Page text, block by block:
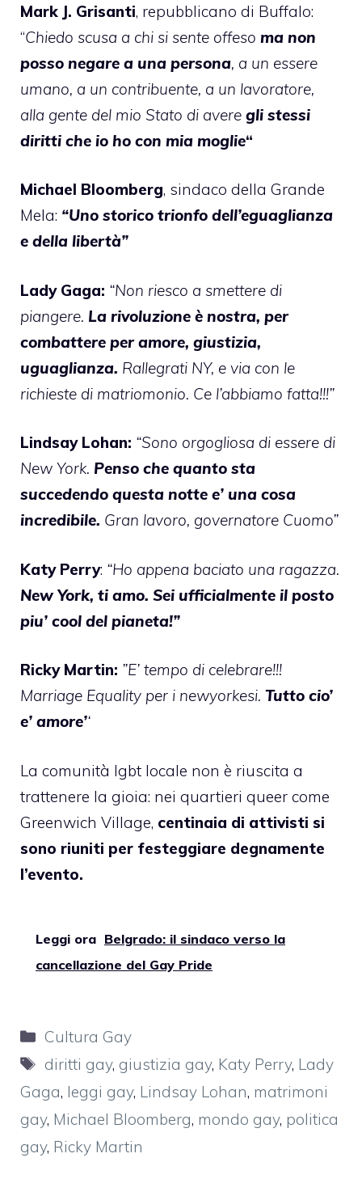
Mark J. Grisanti, repubblicano di Buffalo:
“Chiedo scusa a chi si sente offeso ma non
posso negare a una persona, a un essere
umano, a un contribuente, a un lavoratore,
alla gente del mio Stato di avere gli stessi
diritti che io ho con mia moglie“
Michael Bloomberg, sindaco della Grande
Mela: “Uno storico trionfo dell’eguaglianza
e della libertà”
Lady Gaga: “Non riesco a smettere di
piangere. La rivoluzione è nostra, per
combattere per amore, giustizia,
uguaglianza. Rallegrati NY, e via con le
richieste di matriomonio. Ce l’abbiamo fatta!!!”
Lindsay Lohan: “Sono orgogliosa di essere di
New York. Penso che quanto sta
succedendo questa notte e’ una cosa
incredibile. Gran lavoro, governatore Cuomo”
Katy Perry: “Ho appena baciato una ragazza.
New York, ti amo. Sei ufficialmente il posto
piu’ cool del pianeta!”
Ricky Martin: ”E’ tempo di celebrare!!!
Marriage Equality per i newyorkesi. Tutto cio’
e’ amore’‘
La comunità lgbt locale non è riuscita a
trattenere la gioia: nei quartieri queer come
Greenwich Village, centinaia di attivisti si
sono riuniti per festeggiare degnamente
l’evento.
Leggi ora Belgrado: il sindaco verso la
cancellazione del Gay Pride
Categorie
Cultura Gay
Tag
diritti gay, giustizia gay, Katy Perry, Lady
Gaga, leggi gay, Lindsay Lohan, matrimoni
gay, Michael Bloomberg, mondo gay, politica
gay, Ricky Martin